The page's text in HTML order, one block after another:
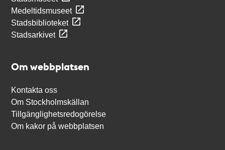
Medeltidsmuseet
Stadsbiblioteket
Stadsarkivet
Om webbplatsen
Kontakta oss
Om Stockholmskällan
Tillgänglighetsredogörelse
Om kakor på webbplatsen